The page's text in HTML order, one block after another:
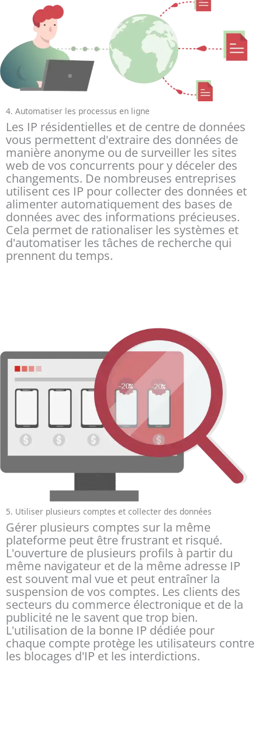
4. Automatiser les processus en ligne
Les IP résidentielles et de centre de données
vous permettent d'extraire des données de
manière anonyme ou de surveiller les sites
web de vos concurrents pour y déceler des
changements. De nombreuses entreprises
utilisent ces IP pour collecter des données et
alimenter automatiquement des bases de
données avec des informations précieuses.
Cela permet de rationaliser les systèmes et
d'automatiser les tâches de recherche qui
prennent du temps.
5. Utiliser plusieurs comptes et collecter des données
Gérer plusieurs comptes sur la même
plateforme peut être frustrant et risqué.
L'ouverture de plusieurs profils à partir du
même navigateur et de la même adresse IP
est souvent mal vue et peut entraîner la
suspension de vos comptes. Les clients des
secteurs du commerce électronique et de la
publicité ne le savent que trop bien.
L'utilisation de la bonne IP dédiée pour
chaque compte protège les utilisateurs contre
les blocages d'IP et les interdictions.